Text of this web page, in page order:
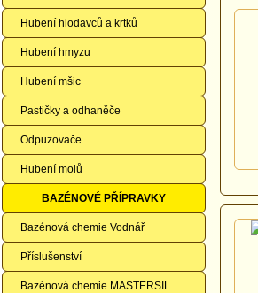
Hubení hlodavců a krtků
Hubení hmyzu
Hubení mšic
Pastičky a odhaněče
Odpuzovače
Hubení molů
BAZÉNOVÉ PŘÍPRAVKY
Bazénová chemie Vodnář
Příslušenství
Bazénová chemie MASTERSIL